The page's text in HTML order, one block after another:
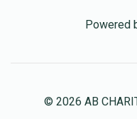
Powered
© 2026 AB